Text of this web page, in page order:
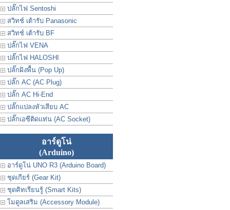
ปลั๊กไฟ Sentoshi
สวิทช์ เต้ารับ Panasonic
สวิทช์ เต้ารับ BF
ปลั๊กไฟ VENA
ปลั๊กไฟ HALOSHI
ปลั๊กฝังพื้น (Pop Up)
ปลั๊ก AC (AC Plug)
ปลั๊ก AC Hi-End
ปลั๊กแปลงหัวเสียบ AC
ปลั๊กเอซีติดแท่น (AC Socket)
อาร์ดูโน่
(Arduino)
อาร์ดูโน่ UNO R3 (Arduino Board)
ชุดเกียร์ (Gear Kit)
ชุดคิทเรียนรู้ (Smart Kits)
โมดูลเสริม (Accessory Module)